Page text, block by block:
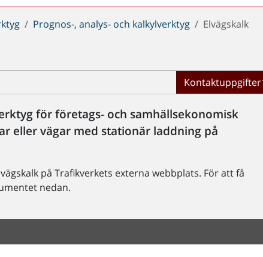
Prognos-, analys- och kalkylverktyg Elvägskalk
Kontaktuppgifter
för företags- och samhällsekonomisk
eller vägar med stationär laddning på
på Trafikverkets externa webbplats. För att få
nedan.